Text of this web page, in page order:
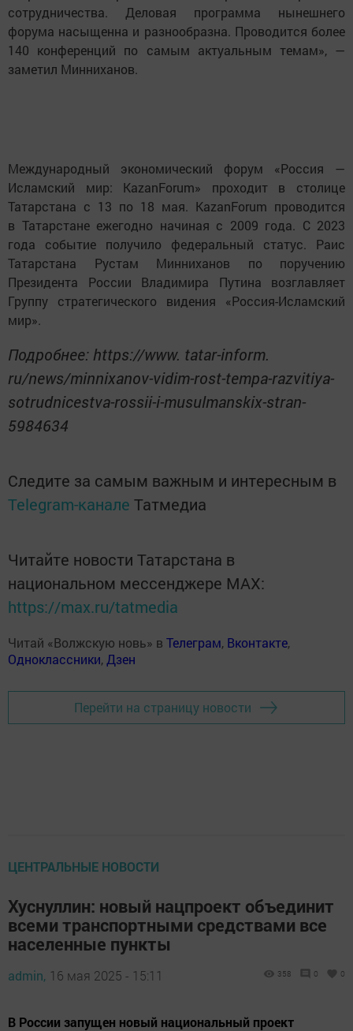
сотрудничества. Деловая программа нынешнего
форума насыщенна и разнообразна. Проводится более
140 конференций по самым актуальным темам», —
заметил Минниханов.
Международный экономический форум «Россия —
Исламский мир: KazanForum» проходит в столице
Татарстана с 13 по 18 мая. KazanForum проводится
в Татарстане ежегодно начиная с 2009 года. C 2023
года событие получило федеральный статус. Раис
Татарстана Рустам Минниханов по поручению
Президента России Владимира Путина возглавляет
Группу стратегического видения «Россия-Исламский
мир».
Подробнее: https://www. tatar-inform.
ru/news/minnixanov-vidim-rost-tempa-razvitiya-
sotrudnicestva-rossii-i-musulmanskix-stran-
5984634
Следите за самым важным и интересным в
Telegram-канале Татмедиа
Читайте новости Татарстана в
национальном мессенджере MАХ:
https://max.ru/tatmedia
Читай «Волжскую новь» в Телеграм, Вконтакте,
Одноклассники, Дзен
Перейти на страницу новости
ЦЕНТРАЛЬНЫЕ НОВОСТИ
Хуснуллин: новый нацпроект объединит
всеми транспортными средствами все
населенные пункты
admin, 16 мая 2025 - 15:11 358 0 0
В России запущен новый национальный проект